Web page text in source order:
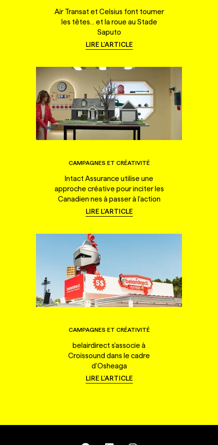
Air Transat et Celsius font tourner
les têtes... et la roue au Stade
Saputo
LIRE L'ARTICLE
CAMPAGNES ET CRÉATIVITÉ
Intact Assurance utilise une
approche créative pour inciter les
Canadien·nes à passer à l'action
LIRE L'ARTICLE
CAMPAGNES ET CRÉATIVITÉ
belairdirect s'associe à
Croissound dans le cadre
d'Osheaga
LIRE L'ARTICLE